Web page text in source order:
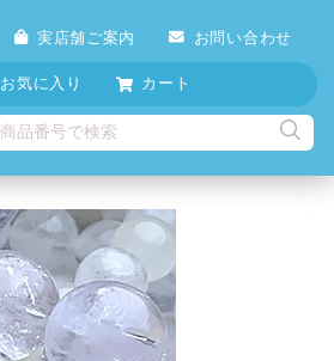
実店舗ご案内 お問い合わせ
お気に入り カート